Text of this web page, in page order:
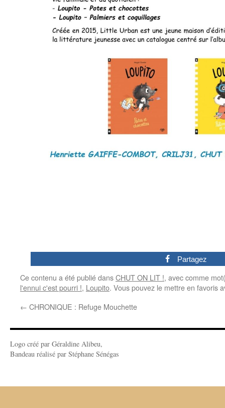
Partagez
Ce contenu a été publié dansCHUT ON LIT !, avec comme
l'ennui c'est pourri !, Loupito. Vous pouvez le mettre en favoris
← CHRONIQUE : Refuge Mouchette
Logo créé par Géraldine Alibeu,
Bandeau réalisé par Stéphane Sénégas